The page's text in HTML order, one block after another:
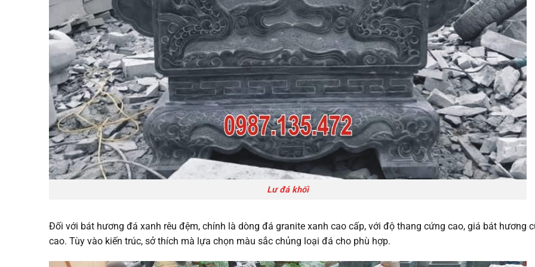
Lư đá khối
Đối với bát hương đá xanh rêu đệm, chính là dòng đá granite xanh cao cấp, với độ thang cứng cao, giá bát hương
cao. Tùy vào kiến trúc, sở thích mà lựa chọn màu sắc chủng loại đá cho phù hợp.